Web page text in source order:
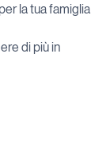
la tua famiglia
di più in